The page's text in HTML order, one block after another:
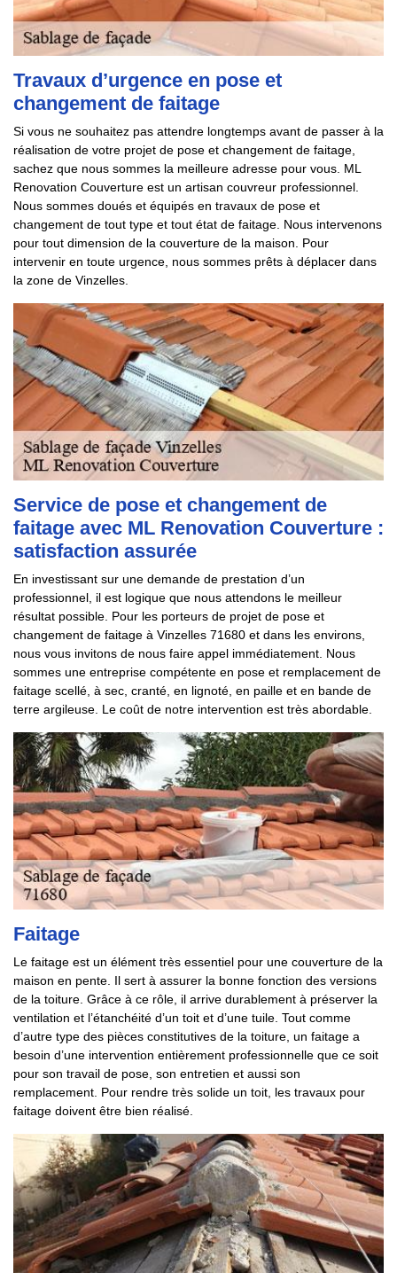
Travaux d’urgence en pose et
changement de faitage
Si vous ne souhaitez pas attendre longtemps avant de passer à la
réalisation de votre projet de pose et changement de faitage,
sachez que nous sommes la meilleure adresse pour vous. ML
Renovation Couverture est un artisan couvreur professionnel.
Nous sommes doués et équipés en travaux de pose et
changement de tout type et tout état de faitage. Nous intervenons
pour tout dimension de la couverture de la maison. Pour
intervenir en toute urgence, nous sommes prêts à déplacer dans
la zone de Vinzelles.
Service de pose et changement de
faitage avec ML Renovation Couverture :
satisfaction assurée
En investissant sur une demande de prestation d’un
professionnel, il est logique que nous attendons le meilleur
résultat possible. Pour les porteurs de projet de pose et
changement de faitage à Vinzelles 71680 et dans les environs,
nous vous invitons de nous faire appel immédiatement. Nous
sommes une entreprise compétente en pose et remplacement de
faitage scellé, à sec, cranté, en lignoté, en paille et en bande de
terre argileuse. Le coût de notre intervention est très abordable.
Faitage
Le faitage est un élément très essentiel pour une couverture de la
maison en pente. Il sert à assurer la bonne fonction des versions
de la toiture. Grâce à ce rôle, il arrive durablement à préserver la
ventilation et l’étanchéité d’un toit et d’une tuile. Tout comme
d’autre type des pièces constitutives de la toiture, un faitage a
besoin d’une intervention entièrement professionnelle que ce soit
pour son travail de pose, son entretien et aussi son
remplacement. Pour rendre très solide un toit, les travaux pour
faitage doivent être bien réalisé.